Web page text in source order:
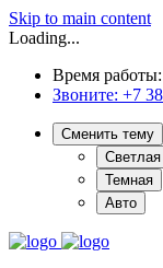
Skip to main content
Loading...
Время
Звоните: +7
Сменить тему
Светлая
Темная
Авто